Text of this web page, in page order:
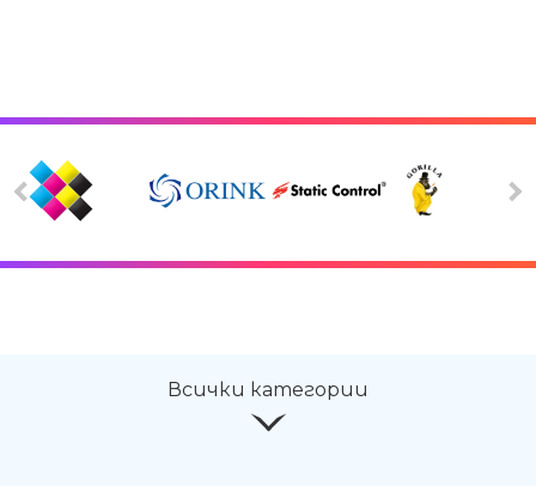
Всички категории